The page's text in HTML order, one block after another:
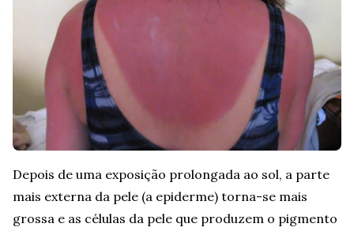
Depois de uma exposição prolongada ao sol, a parte
mais externa da pele (a epiderme) torna-se mais
grossa e as células da pele que produzem o pigmento